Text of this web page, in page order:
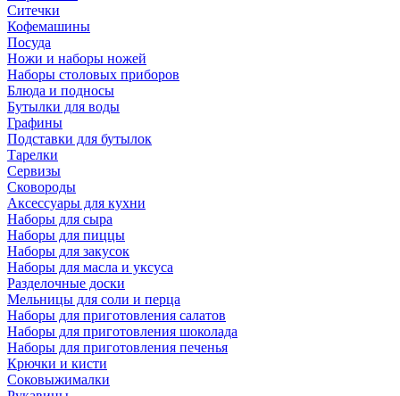
Ситечки
Кофемашины
Посуда
Ножи и наборы ножей
Наборы столовых приборов
Блюда и подносы
Бутылки для воды
Графины
Подставки для бутылок
Тарелки
Сервизы
Сковороды
Аксессуары для кухни
Наборы для сыра
Наборы для пиццы
Наборы для закусок
Наборы для масла и уксуса
Разделочные доски
Мельницы для соли и перца
Наборы для приготовления салатов
Наборы для приготовления шоколада
Наборы для приготовления печенья
Крючки и кисти
Соковыжималки